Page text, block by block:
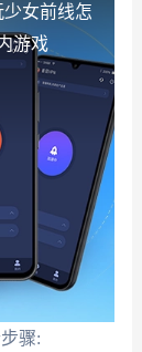
女前线怎
游戏
骤: